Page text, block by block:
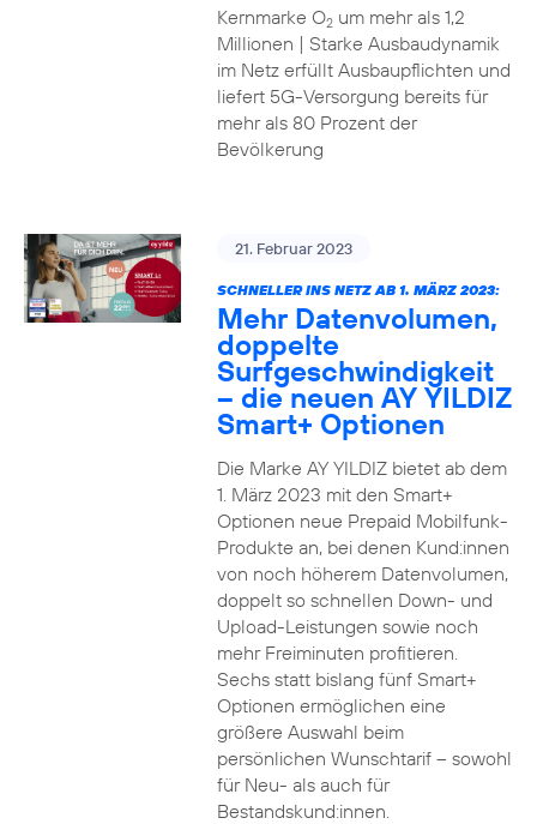
Kernmarke O2um mehr als 1,2
Millionen | Starke Ausbaudynamik
im Netz erfüllt Ausbaupflichten und
liefert 5G-Versorgung bereits für
mehr als 80 Prozent der
Bevölkerung
21. Februar 2023
SCHNELLER INS NETZ AB 1. MÄRZ 2023:
Mehr Datenvolumen,
doppelte
Surfgeschwindigkeit
– die neuen AY YILDIZ
Smart+ Optionen
Die Marke AY YILDIZ bietet ab dem
1. März 2023 mit den Smart+
Optionen neue Prepaid Mobilfunk-
Produkte an, bei denen Kund:innen
von noch höherem Datenvolumen,
doppelt so schnellen Down- und
Upload-Leistungen sowie noch
mehr Freiminuten profitieren.
Sechs statt bislang fünf Smart+
Optionen ermöglichen eine
größere Auswahl beim
persönlichen Wunschtarif – sowohl
für Neu- als auch für
Bestandskund:innen.